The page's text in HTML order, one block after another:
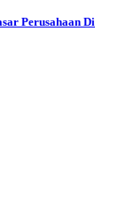
Perusahaan Di